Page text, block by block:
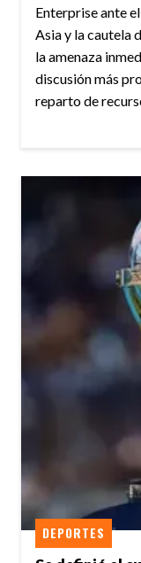
Enterprise ante
Asia y la cautela
la amenaza
discusión más
reparto de
DEPORTES